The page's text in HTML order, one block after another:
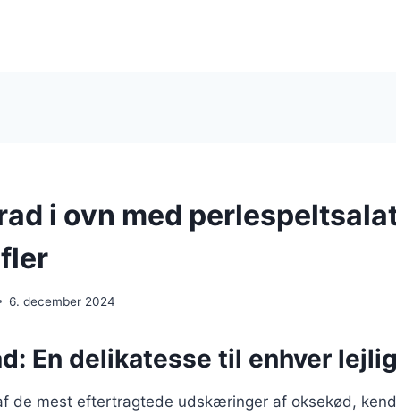
i ovn med
6. december 2024
En delikatesse til enhver
de mest eftertragtede udskæringer af oksekød,